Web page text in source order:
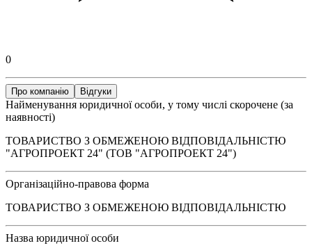
0
Про компанію Відгуки
Найменування юридичної особи, у тому числі скорочене (за
наявності)
ТОВАРИСТВО З ОБМЕЖЕНОЮ ВІДПОВІДАЛЬНІСТЮ
"АГРОПРОЕКТ 24" (ТОВ "АГРОПРОЕКТ 24")
Організаційно-правова форма
ТОВАРИСТВО З ОБМЕЖЕНОЮ ВІДПОВІДАЛЬНІСТЮ
Назва юридичної особи